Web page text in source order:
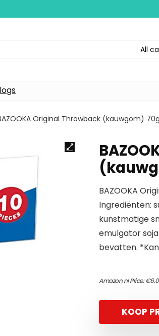
All
Original Throwback (kauwgom) 70g
BAZOOKA
Ingrediënten:
kunstmatige
emulgator
bevatten.
Amazon.nl Price:€
KOOP